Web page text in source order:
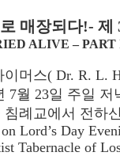
매장되다!- 제
ALIVE –
머스( Dr. R. L.
7월 23일 주일 저
례교에서 전하
Lord’s Day
Tabernacle of